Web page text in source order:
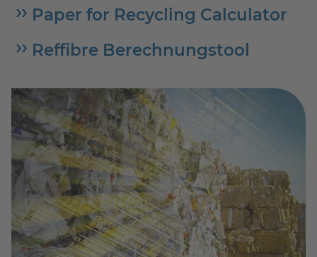
Paper for Recycling Calculator
Reffibre Berechnungstool